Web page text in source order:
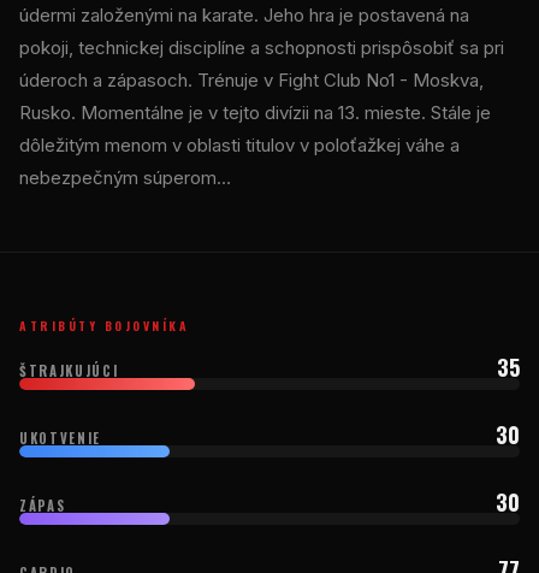
údermi založenými na karate. Jeho hra je postavená na
pokoji, technickej disciplíne a schopnosti prispôsobiť sa pri
úderoch a zápasoch. Trénuje v Fight Club No1 - Moskva,
Rusko. Momentálne je v tejto divízii na 13. mieste. Stále je
dôležitým menom v oblasti titulov v poloťažkej váhe a
nebezpečným súperom…
ATRIBÚTY BOJOVNÍKA
ŠTRAJKUJÚCI 35
UKOTVENIE 30
ZÁPAS 30